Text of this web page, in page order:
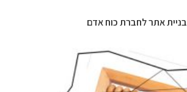
בניית אתר לחברת כוח אדם